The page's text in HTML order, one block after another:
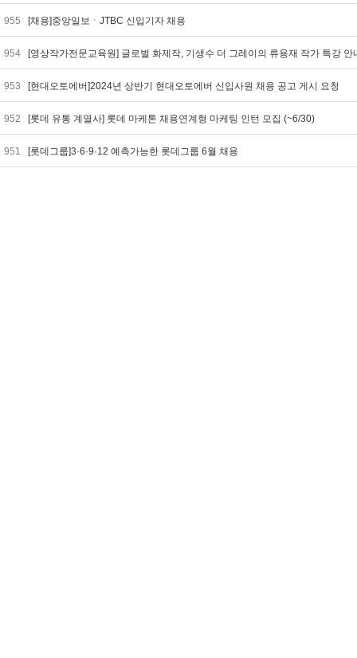
955 [채용]중앙일보ㆍJTBC 신입기자 채용
954 [영상작가전문교육원] 글로벌 화제작, 기생수 더 그레이의 류용재 작가 특강
953 [현대오토에버]2024년 상반기 현대오토에버 신입사원 채용 공고 게시 요청
952 [롯데 유통 계열사] 롯데 마케톤 채용연계형 마케팅 인턴 모집 (~6/30)
951 [롯데그룹]3·6·9·12 예측가능한 롯데그룹 6월 채용